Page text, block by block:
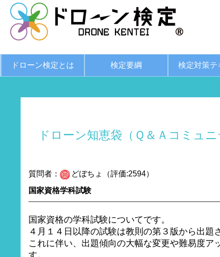
ドローン検定とは 検定要綱 検定対策テ
ドローン知恵袋（Ｑ＆Ａコミュ
質問者：
どぼちょ（評価:2594）
国家資格学科試験
国家資格の学科試験についてです。
４月１４日以降の試験は教則の第３版から出題
これに伴い、出題傾向の大幅な変更や難易度ア
す。